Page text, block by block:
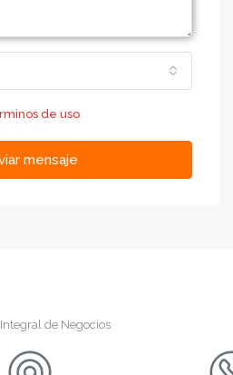
de uso
mensaje
de Negocios